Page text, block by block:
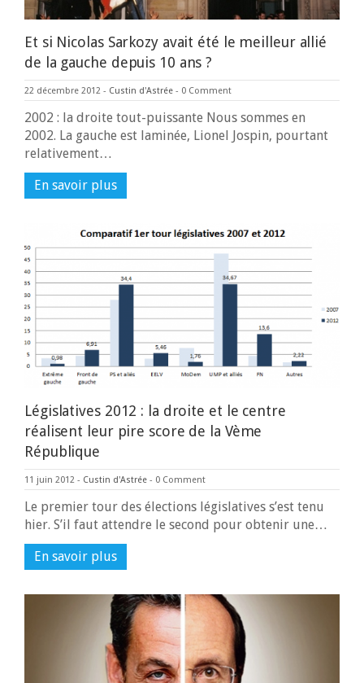
Et si Nicolas Sarkozy avait été le meilleur allié
de la gauche depuis 10 ans ?
22 décembre 2012 - Custin d'Astrée - 0 Comment
2002 : la droite tout-puissante Nous sommes en
2002. La gauche est laminée, Lionel Jospin, pourtant
relativement…
En savoir plus
Législatives 2012 : la droite et le centre
réalisent leur pire score de la Vème
République
11 juin 2012 - Custin d'Astrée - 0 Comment
Le premier tour des élections législatives s’est tenu
hier. S’il faut attendre le second pour obtenir une…
En savoir plus